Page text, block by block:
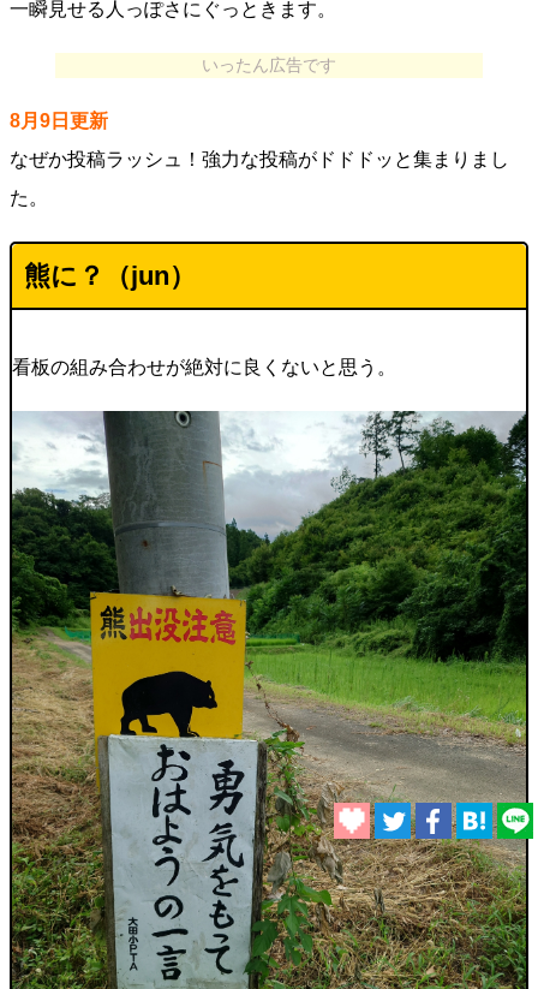
一瞬見せる人っぽさにぐっときます。
いったん広告です
8月9日更新
なぜか投稿ラッシュ！強力な投稿がドドドッと集まりまし
た。
熊に？（jun）
看板の組み合わせが絶対に良くないと思う。